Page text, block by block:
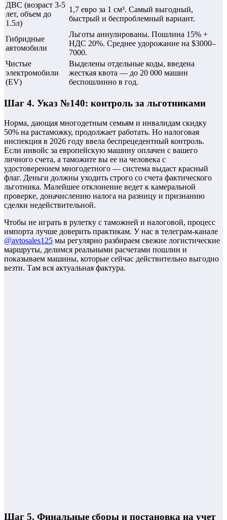
ДВС (возраст 3-5
лет, объем до
1.5л)
1,7 евро за 1 см³. Самый выгодный,
быстрый и беспроблемный вариант.
Гибридные
автомобили
Льготы аннулированы. Пошлина 15% +
НДС 20%. Среднее удорожание на $3000–
7000.
Чистые
электромобили
(EV)
Выделены отдельные коды, введена
жесткая квота — до 20 000 машин
беспошлинно в год.
Шаг 4. Указ №140: контроль за льготниками
Норма, дающая многодетным семьям и инвалидам скидку
50% на растаможку, продолжает работать. Но налоговая
инспекция в 2026 году ввела беспрецедентный контроль.
Если инвойс за европейскую машину оплачен с вашего
личного счета, а таможите вы ее на человека с
удостоверением многодетного — система выдаст красный
флаг. Деньги должны уходить строго со счета фактического
льготника. Малейшее отклонение ведет к камеральной
проверке, доначислению налога на разницу и признанию
сделки недействительной.
Чтобы не играть в рулетку с таможней и налоговой, процесс
импорта лучше доверить практикам. У нас в телеграм-канале
@avtosales125 мы регулярно разбираем свежие логистические
маршруты, делимся реальными расчетами пошлин и
показываем машины, которые сейчас действительно выгодно
везти. Там вся актуальная фактура.
Шаг 5. Финальные сборы и постановка на учет